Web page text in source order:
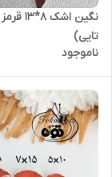
تایی)
ناموجود